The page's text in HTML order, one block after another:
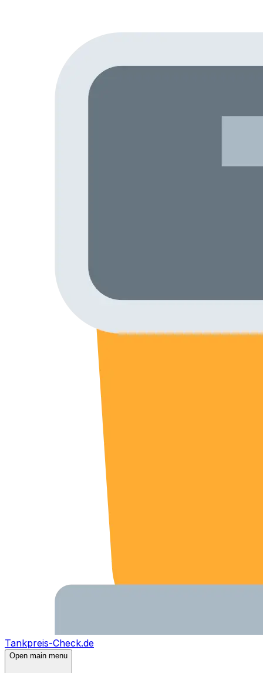
Tankpreis-Check.de
Open main menu